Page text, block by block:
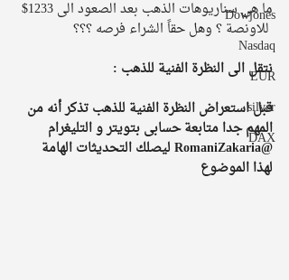
Dowjones
Nasdaq
EUR
silver
DAX
ما هى سناريوهات الذهب بعد الصعود الى 1233$
للاونصة ؟ وهل حقاً الشراء فرصه ؟؟؟
نتقل الى النظرة الفنية للذهب :
قبل استعراض النظرة الفنية للذهب تذكر أنه من
المهم جدا متابعة حسابى بتويتر و التليغرام
@RomaniZakaria ليصلك التحديثات الهامة
لهذا الموضوع